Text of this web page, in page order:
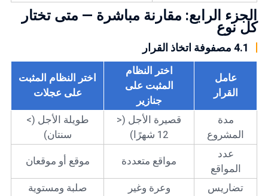
الجزء الرابع: مقارنة مباشرة — متى تختار
كل نوع
4.1 مصفوفة اتخاذ القرار
عامل
القرار
اختر النظام
المثبت على
جنازير
اختر النظام المثبت
على عجلات
مدة
المشروع
قصيرة الأجل (<
12 شهرًا)
طويلة الأجل (>
سنتان)
عدد
المواقع
مواقع متعددة موقع أو موقعان
تضاريس
وعرة وغير
صلبة ومستوية